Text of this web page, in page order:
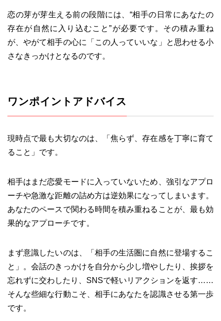
恋の芽が芽生える前の段階には、“相手の日常にあなたの
存在が自然に入り込むこと”が必要です。その積み重ね
が、やがて相手の心に「この人っていいな」と思わせる小
さなきっかけとなるのです。
ワンポイントアドバイス
現時点で最も大切なのは、「焦らず、存在感を丁寧に育て
ること」です。
相手はまだ恋愛モードに入っていないため、強引なアプロ
ーチや急激な距離の詰め方は逆効果になってしまいます。
あなたのペースで関わる時間を積み重ねることが、最も効
果的なアプローチです。
まず意識したいのは、「相手の生活圏に自然に登場するこ
と」。会話のきっかけを自分から少し増やしたり、挨拶を
忘れずに交わしたり、SNSで軽いリアクションを返す……
そんな些細な行動こそ、相手にあなたを認識させる第一歩
です。